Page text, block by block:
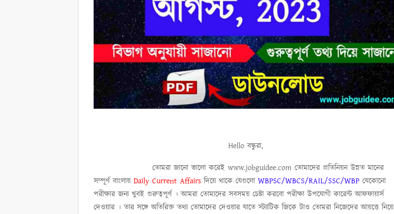
Hello বন্ধুরা,
তোমরা জানো ভালো করেই www.jobguidee.com তোমাদের প্রতিনিয়ন উন্নত মানের
সম্পূর্ণ বাংলায় Daily Current Affairs দিয়ে থাকে যেগুলো WBPSC/WBCS/RAIL/SSC/WBP যেকোনো
পরীক্ষার জন্য খুবই গুরুত্বপূর্ণ । আমরা তোমাদের সবসময় চেষ্টা করবো পরীক্ষা উপযোগী কারেন্ট আফফায়ার্স
দেওয়ার । তার সঙ্গে অতিরিক্ত তথ্য তোমাদের দেওয়ার যাতে স্ট্যাটিক জিকে টাও তোমরা নিজেদের আয়ত্তে নিয়ে